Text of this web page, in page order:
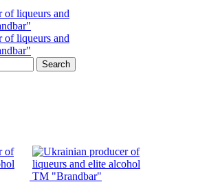
Search